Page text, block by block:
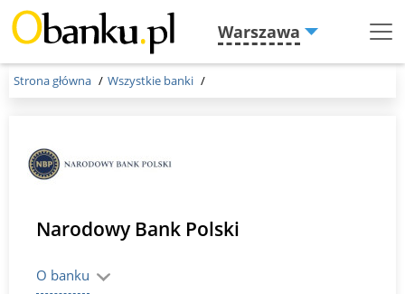
Warszawa
Menu
Strona główna Wszystkie banki
Narodowy Bank Polski
O banku